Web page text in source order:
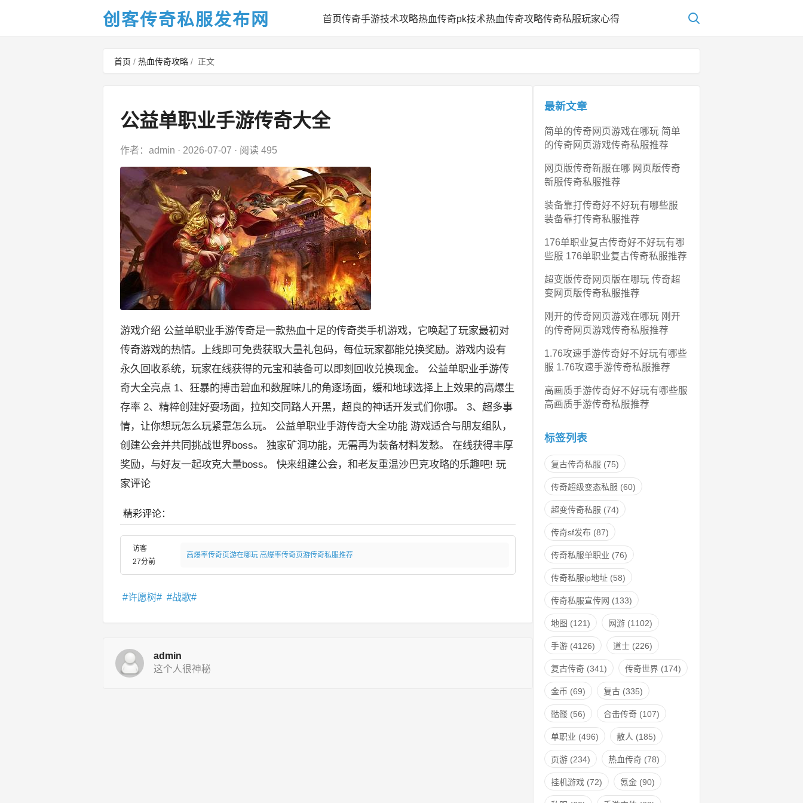
创客传奇私服发布网 首页传奇手游技术攻略热血传奇pk技术热血传奇攻略传奇私服玩家心得
首页 / 热血传奇攻略 / 正文
公益单职业手游传奇大全
作者：admin · 2026-07-07 · 阅读 495
游戏介绍 公益单职业手游传奇是一款热血十足的传奇类手机游戏，它唤起了玩家最初对
传奇游戏的热情。上线即可免费获取大量礼包码，每位玩家都能兑换奖励。游戏内设有
永久回收系统，玩家在线获得的元宝和装备可以即刻回收兑换现金。 公益单职业手游传
奇大全亮点 1、狂暴的搏击碧血和数腥味儿的角逐场面，缓和地球选择上上效果的高爆生
存率 2、精粹创建好耍场面，拉知交同路人开黑，超良的神话开发式们你哪。 3、超多事
情，让你想玩怎么玩紧靠怎么玩。 公益单职业手游传奇大全功能 游戏适合与朋友组队，
创建公会并共同挑战世界boss。 独家矿洞功能，无需再为装备材料发愁。 在线获得丰厚
奖励，与好友一起攻克大量boss。 快来组建公会，和老友重温沙巴克攻略的乐趣吧! 玩
家评论
精彩评论：
访客
27分前
高爆率传奇页游在哪玩 高爆率传奇页游传奇私服推荐
许愿树 战歌
admin
这个人很神秘
最新文章
简单的传奇网页游戏在哪玩 简单
的传奇网页游戏传奇私服推荐
网页版传奇新服在哪 网页版传奇
新服传奇私服推荐
装备靠打传奇好不好玩有哪些服
装备靠打传奇私服推荐
176单职业复古传奇好不好玩有哪
些服 176单职业复古传奇私服推荐
超变版传奇网页版在哪玩 传奇超
变网页版传奇私服推荐
刚开的传奇网页游戏在哪玩 刚开
的传奇网页游戏传奇私服推荐
1.76攻速手游传奇好不好玩有哪些
服 1.76攻速手游传奇私服推荐
高画质手游传奇好不好玩有哪些服
高画质手游传奇私服推荐
标签列表
复古传奇私服 (75)
传奇超级变态私服 (60)
超变传奇私服 (74)
传奇sf发布 (87)
传奇私服单职业 (76)
传奇私服ip地址 (58)
传奇私服宣传网 (133)
地图 (121) 网游 (1102)
手游 (4126) 道士 (226)
复古传奇 (341) 传奇世界 (174)
金币 (69) 复古 (335)
骷髅 (56) 合击传奇 (107)
单职业 (496) 散人 (185)
页游 (234) 热血传奇 (78)
挂机游戏 (72) 氪金 (90)